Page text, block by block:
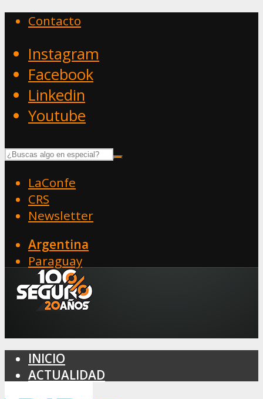
Contacto
Instagram
Facebook
Linkedin
Youtube
LaConfe
CRS
Newsletter
Argentina
Paraguay
INICIO
ACTUALIDAD